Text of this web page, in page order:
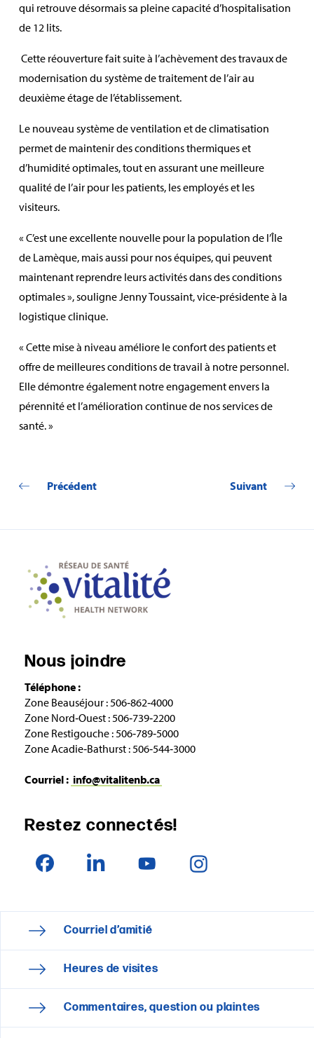
qui retrouve désormais sa pleine capacité d’hospitalisation
de 12 lits.
Cette réouverture fait suite à l’achèvement des travaux de
modernisation du système de traitement de l’air au
deuxième étage de l’établissement.
Le nouveau système de ventilation et de climatisation
permet de maintenir des conditions thermiques et
d’humidité optimales, tout en assurant une meilleure
qualité de l’air pour les patients, les employés et les
visiteurs.
« C’est une excellente nouvelle pour la population de l’Île
de Lamèque, mais aussi pour nos équipes, qui peuvent
maintenant reprendre leurs activités dans des conditions
optimales », souligne Jenny Toussaint, vice‑présidente à la
logistique clinique.
« Cette mise à niveau améliore le confort des patients et
offre de meilleures conditions de travail à notre personnel.
Elle démontre également notre engagement envers la
pérennité et l’amélioration continue de nos services de
santé. »
Précédent Suivant
Nous joindre
Téléphone :
Zone Beauséjour : 506‑862‑4000
Zone Nord‑Ouest : 506‑739‑2200
Zone Restigouche : 506‑789‑5000
Zone Acadie‑Bathurst : 506‑544‑3000
Courriel : info@vitalitenb.ca
Restez connectés!
Courriel d’amitié
Heures de visites
Commentaires, question ou plaintes